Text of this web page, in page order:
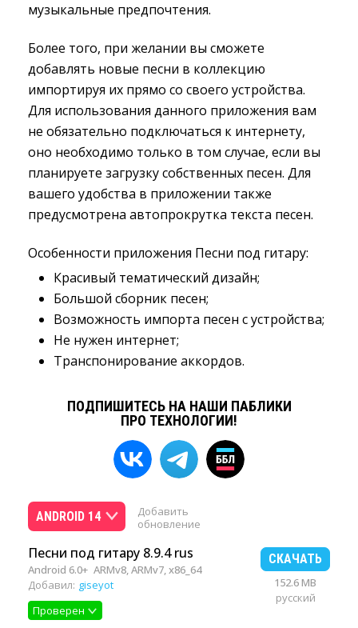
музыкальные предпочтения.
Более того, при желании вы сможете
добавлять новые песни в коллекцию
импортируя их прямо со своего устройства.
Для использования данного приложения вам
не обязательно подключаться к интернету,
оно необходимо только в том случае, если вы
планируете загрузку собственных песен. Для
вашего удобства в приложении также
предусмотрена автопрокрутка текста песен.
Особенности приложения Песни под гитару:
Красивый тематический дизайн;
Большой сборник песен;
Возможность импорта песен с устройства;
Не нужен интернет;
Транспонирование аккордов.
ПОДПИШИТЕСЬ НА НАШИ ПАБЛИКИ
ПРО ТЕХНОЛОГИИ!
ANDROID 14
Добавить
обновление
Песни под гитару 8.9.4 rus
Android 6.0+ ARMv8, ARMv7, x86_64
Добавил: giseyot
Проверен
СКАЧАТЬ
152.6 MB
русский